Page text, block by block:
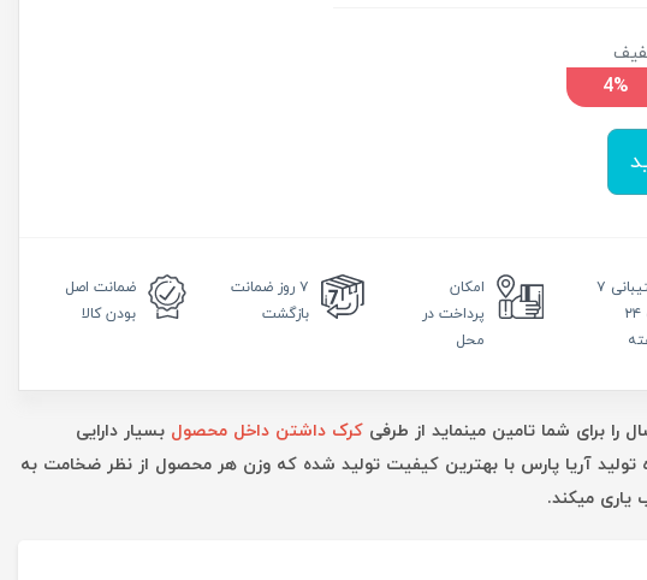
4%
۷
روزه ۲۴
امکان
پرداخت در
محل
۷ روز
ضمانت
بازگشت
ضمانت اصل
بودن کالا
برای شما تامین مینماید از طرفی کرک داشتن داخل محصول بسیار دارایی
آریا پارس با بهترین کیفیت تولید شده که وزن هر محصول از نظر ضخامت به